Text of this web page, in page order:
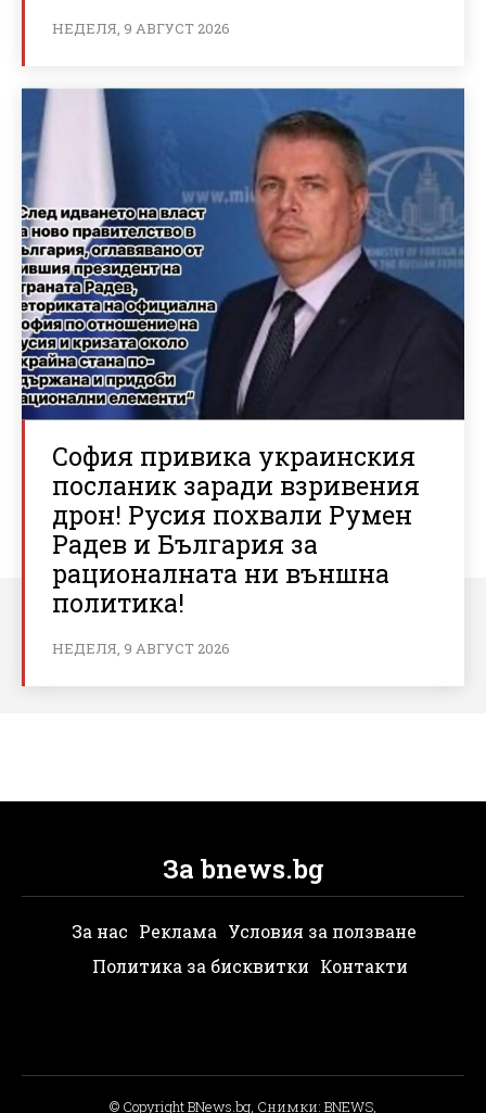
НЕДЕЛЯ, 9 АВГУСТ 2026
София привика украинския
посланик заради взривения
дрон! Русия похвали Румен
Радев и България за
рационалната ни външна
политика!
НЕДЕЛЯ, 9 АВГУСТ 2026
За bnews.bg
За нас Реклама Условия за ползване
Политика за бисквитки Контакти
© Copyright BNews.bg, Снимки: BNEWS,